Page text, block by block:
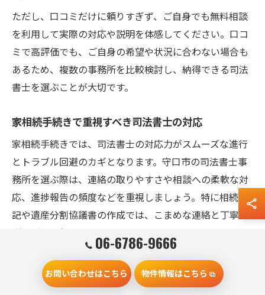
ただし、口コミだけに頼りすぎず、ご自身でも無料相談
を利用して実際の対応や説明を体感してください。口コ
ミで高評価でも、ご自身の希望や状況に合わない場合も
あるため、複数の事務所を比較検討し、納得できる司法
書士を選ぶことが大切です。
家相続手続きで重視すべき司法書士の対応
家相続手続きでは、司法書士の対応力がスムーズな進行
とトラブル回避のカギとなります。守口市の司法書士事
務所を選ぶ際は、連絡の取りやすさや相談への柔軟な対
応、進捗報告の頻度などを重視しましょう。特に相続登
記や遺産分割協議書の作成では、こまめな連絡と丁寧な
説明が不可欠です。
誠実に対応してくれるかどうかも確認ポイントです。土
日や時間外にも対応可能な事務所や、地域に根差したサ
06-6786-9666
お問い合わせはこちら 物件情報はこちら